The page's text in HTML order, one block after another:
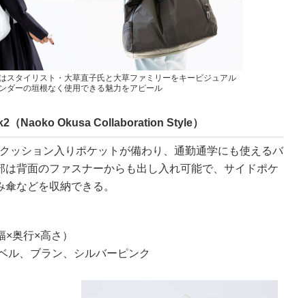
スタイリスト・大草直子氏と大草ファミリーをキービジュアル
ダーの垣根なく使用できる魅力をアピール
（Naoko Okusa Collaboration Style）
ッション入りポケットが備わり、通勤通学にも使えるバ
は背面のファスナーからも出し入れ可能で、サイドポケ
などを収納できる。
奥行×高さ）
ル、ブラン、シルバーピンク